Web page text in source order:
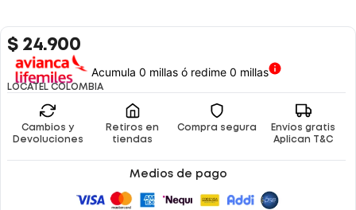
$ 24.900
Acumula 0 millas ó redime 0 millas
LOCATEL COLOMBIA
Cambios y
Devoluciones
Retiros en
tiendas
Compra segura
Envíos gratis
Aplican T&C
Medios de pago